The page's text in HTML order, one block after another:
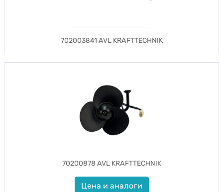
702003841 AVL KRAFTTECHNIK
70200878 AVL KRAFTTECHNIK
Цена и аналоги